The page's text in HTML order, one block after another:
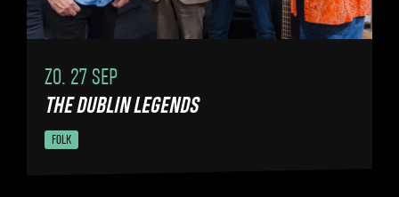
ZO. 27 SEP
THE DUBLIN LEGENDS
FOLK